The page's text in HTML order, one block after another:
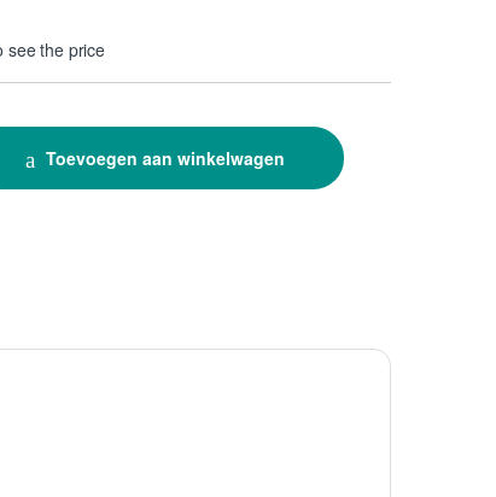
see the price
W ( no daisy link) quantity
Toevoegen aan winkelwagen